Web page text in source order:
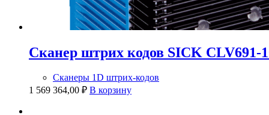
Сканер штрих кодов SICK CLV691-
Сканеры 1D штрих-кодов
1 569 364,00 ₽ В корзину